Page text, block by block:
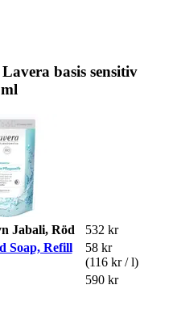
basis sensitiv
Jabali, Röd
532 kr
Soap, Refill
58 kr
(116 kr / l)
590 kr